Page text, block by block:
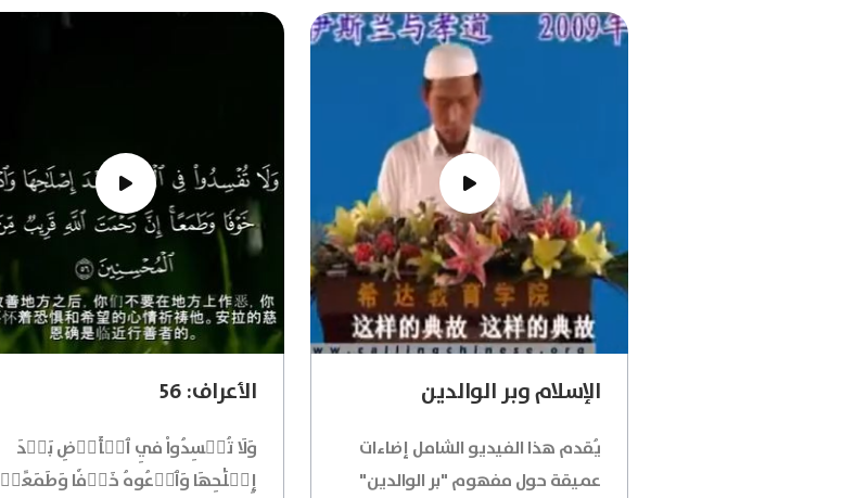
الإسلام وبر الوالدين
يُقدم هذا الفيديو الشامل إضاءات
عميقة حول مفهوم "بر الوالدين"
الأعراف: 56
وَلَا تُفۡسِدُواْ فِي ٱلۡأَرۡضِ بَعۡدَ
إِصۡلَٰحِهَا وَٱدۡعُوهُ خَوۡفٗا وَطَمَعًاۚ